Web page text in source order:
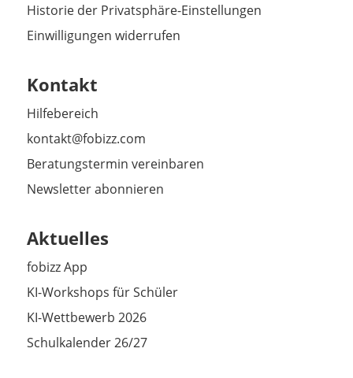
Historie der Privatsphäre-Einstellungen
Einwilligungen widerrufen
Kontakt
Hilfebereich
kontakt@fobizz.com
Beratungstermin vereinbaren
Newsletter abonnieren
Aktuelles
fobizz App
KI-Workshops für Schüler
KI-Wettbewerb 2026
Schulkalender 26/27